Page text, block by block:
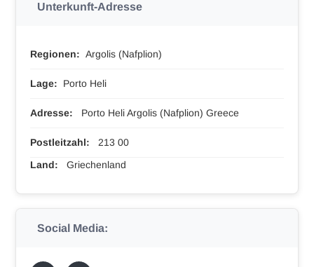
Unterkunft-Adresse
Regionen: Argolis (Nafplion)
Lage: Porto Heli
Adresse: Porto Heli Argolis (Nafplion) Greece
Postleitzahl:
213 00
Land:
Griechenland
Social Media: